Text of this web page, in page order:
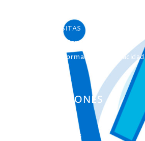
UNIdiVERSITAS
Formación Continua
Servicio Información Discapacidad
Infoautismo
PUBLICACIONES
Colección Actas